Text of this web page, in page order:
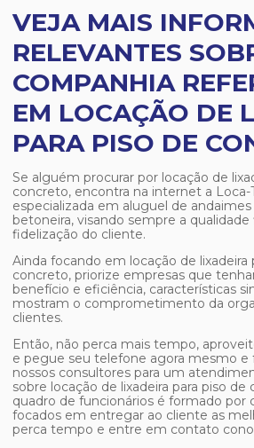
VEJA MAIS
RELEVANTES
COMPANHIA
EM LOCAÇÃO DE
PARA PISO DE
Se alguém procurar por locação de
concreto, encontra na internet a Loca-
especializada em aluguel de
betoneira, visando sempre a qualidade
fidelização do cliente.
Ainda focando em locação de lixadeira
concreto, priorize empresas que
benefício e eficiência, características
mostram o comprometimento da
clientes.
Então, não perca mais tempo,
e pegue seu telefone agora mesmo e
nossos consultores para um
sobre locação de lixadeira para piso de
quadro de funcionários é formado por
focados em entregar ao cliente as
perca tempo e entre em contato